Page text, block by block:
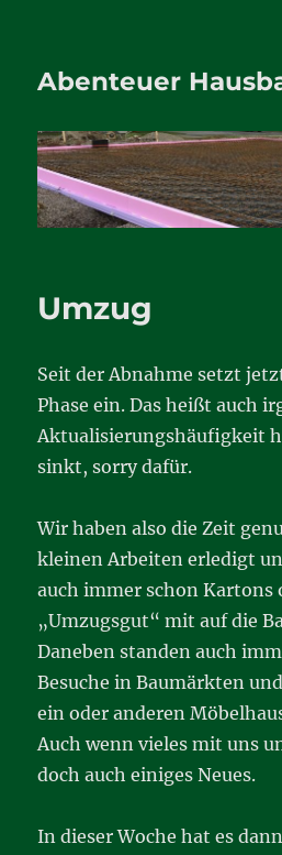
Abenteuer
Umzug
Seit der Abnahme setzt
Phase ein. Das heißt auch
Aktualisierungshäufigkeit
sinkt, sorry dafür.
Wir haben also die Zeit
kleinen Arbeiten erledigt
auch immer schon Kartons
„Umzugsgut“ mit auf die
Daneben standen auch
Besuche in Baumärkten
ein oder anderen
Auch wenn vieles mit uns
doch auch einiges Neues.
In dieser Woche hat es